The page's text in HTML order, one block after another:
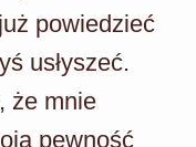
powiedzieć
usłyszeć.
że mnie
pewność